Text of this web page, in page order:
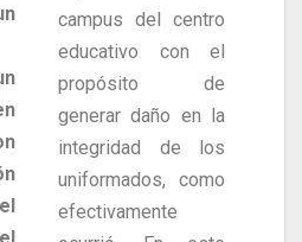
campus del centro
educativo con el
propósito de
generar daño en la
integridad de los
uniformados, como
efectivamente